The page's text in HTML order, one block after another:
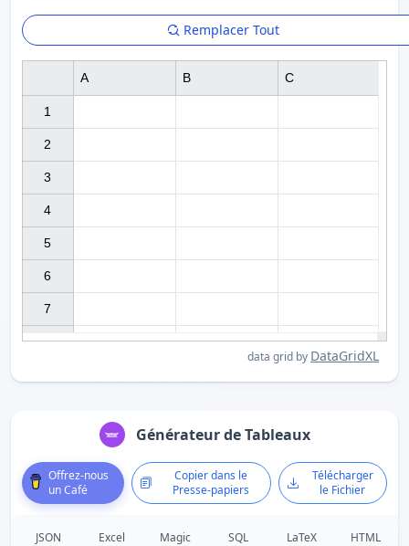
Remplacer Tout
1
2
3
4
5
6
7
A B C
data grid by DataGridXL
Générateur de Tableaux
Offrez-nous
un Café
Copier dans le
Presse-papiers
Télécharger
le Fichier
JSON Excel Magic SQL LaTeX HTML